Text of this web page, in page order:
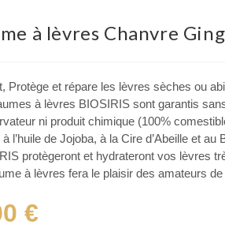
à lèvres Chanvre
Protège et répare les lèvres sèches ou
à lèvres BIOSIRIS sont garantis
ni produit chimique (100%
l’huile de Jojoba, à la Cire d’Abeille et
protègeront et hydrateront vos lèvres
à lèvres fera le plaisir des amateurs
€